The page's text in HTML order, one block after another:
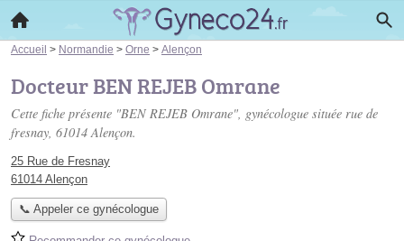
Accueil > Normandie > Orne > Alençon
Docteur BEN REJEB Omrane
Cette fiche présente "BEN REJEB Omrane", gynécologue située rue de
fresnay, 61014 Alençon.
25 Rue de Fresnay
61014 Alençon
📞 Appeler ce gynécologue